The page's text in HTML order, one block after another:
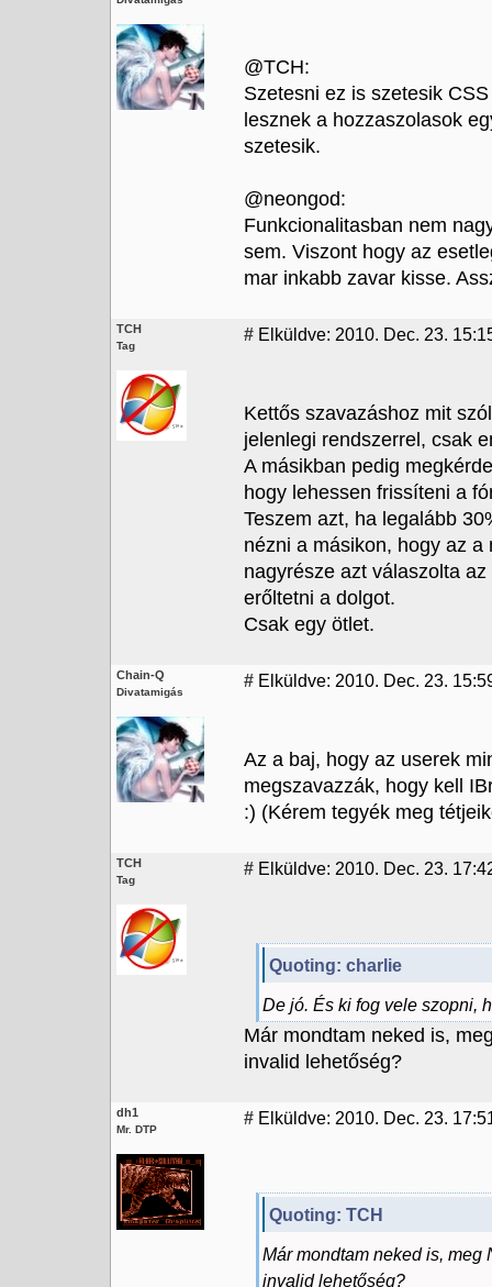
@TCH:
Szetesni ez is szetesik
lesznek a hozzaszolasok
szetesik.
@neongod:
Funkcionalitasban nem
sem. Viszont hogy az
mar inkabb zavar kisse.
TCH
Tag
# Elküldve: 2010. Dec. 23.
Kettős szavazáshoz mit
jelenlegi rendszerrel, csak
A másikban pedig
hogy lehessen frissíteni a
Teszem azt, ha legalább
nézni a másikon, hogy az
nagyrésze azt válaszolta
erőltetni a dolgot.
Csak egy ötlet.
Chain-Q
Divatamigás
# Elküldve: 2010. Dec. 23.
Az a baj, hogy az userek
megszavazzák, hogy kell
:) (Kérem tegyék meg
TCH
Tag
# Elküldve: 2010. Dec. 23.
Quoting: charlie
De jó. És ki fog vele szopni,
Már mondtam neked is,
invalid lehetőség?
dh1
Mr. DTP
# Elküldve: 2010. Dec. 23.
Quoting: TCH
Már mondtam neked is, meg
invalid lehetőség?